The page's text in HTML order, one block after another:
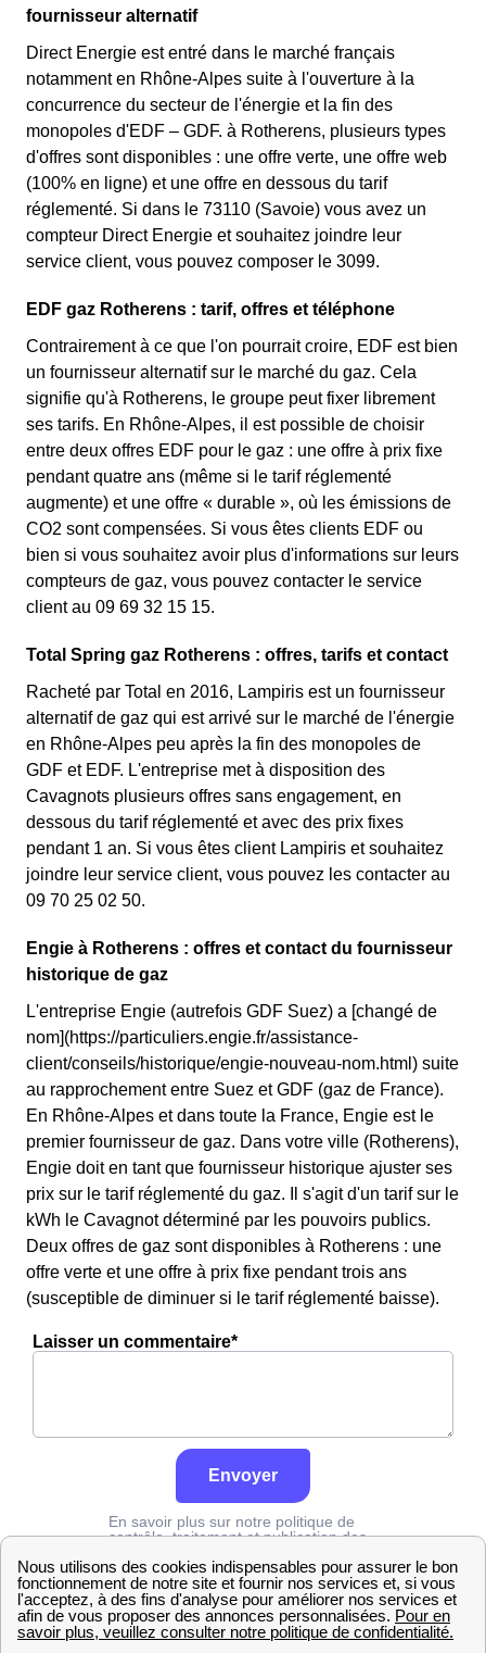
fournisseur alternatif
Direct Energie est entré dans le marché français
notamment en Rhône-Alpes suite à l'ouverture à la
concurrence du secteur de l'énergie et la fin des
monopoles d'EDF – GDF. à Rotherens, plusieurs types
d'offres sont disponibles : une offre verte, une offre web
(100% en ligne) et une offre en dessous du tarif
réglementé. Si dans le 73110 (Savoie) vous avez un
compteur Direct Energie et souhaitez joindre leur
service client, vous pouvez composer le 3099.
EDF gaz Rotherens : tarif, offres et téléphone
Contrairement à ce que l'on pourrait croire, EDF est bien
un fournisseur alternatif sur le marché du gaz. Cela
signifie qu'à Rotherens, le groupe peut fixer librement
ses tarifs. En Rhône-Alpes, il est possible de choisir
entre deux offres EDF pour le gaz : une offre à prix fixe
pendant quatre ans (même si le tarif réglementé
augmente) et une offre « durable », où les émissions de
CO2 sont compensées. Si vous êtes clients EDF ou
bien si vous souhaitez avoir plus d'informations sur leurs
compteurs de gaz, vous pouvez contacter le service
client au 09 69 32 15 15.
Total Spring gaz Rotherens : offres, tarifs et contact
Racheté par Total en 2016, Lampiris est un fournisseur
alternatif de gaz qui est arrivé sur le marché de l'énergie
en Rhône-Alpes peu après la fin des monopoles de
GDF et EDF. L'entreprise met à disposition des
Cavagnots plusieurs offres sans engagement, en
dessous du tarif réglementé et avec des prix fixes
pendant 1 an. Si vous êtes client Lampiris et souhaitez
joindre leur service client, vous pouvez les contacter au
09 70 25 02 50.
Engie à Rotherens : offres et contact du fournisseur
historique de gaz
L'entreprise Engie (autrefois GDF Suez) a [changé de
nom](https://particuliers.engie.fr/assistance-
client/conseils/historique/engie-nouveau-nom.html) suite
au rapprochement entre Suez et GDF (gaz de France).
En Rhône-Alpes et dans toute la France, Engie est le
premier fournisseur de gaz. Dans votre ville (Rotherens),
Engie doit en tant que fournisseur historique ajuster ses
prix sur le tarif réglementé du gaz. Il s'agit d'un tarif sur le
kWh le Cavagnot déterminé par les pouvoirs publics.
Deux offres de gaz sont disponibles à Rotherens : une
offre verte et une offre à prix fixe pendant trois ans
(susceptible de diminuer si le tarif réglementé baisse).
Laisser un commentaire*
Envoyer
En savoir plus sur notre politique de
contrôle, traitement et publication des
Engie Savoie Rotherens